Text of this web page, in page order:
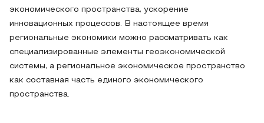
экономического пространства, ускорение
инновационных процессов. В настоящее время
региональные экономики можно рассматривать как
специализированные элементы геоэкономической
системы, а региональное экономическое пространство
как составная часть единого экономического
пространства.